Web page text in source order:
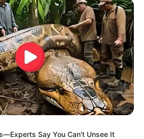
sobre o uso de chupetas em
Say You Can't Unsee It